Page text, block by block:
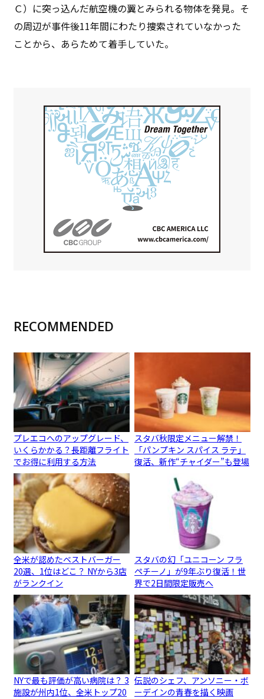
Ｃ）に突っ込んだ航空機の翼とみられる物体を発見。そ
の周辺が事件後11年間にわたり捜索されていなかった
ことから、あらためて着手していた。
RECOMMENDED
プレエコへのアップグレード、
いくらかかる？長距離フライト
でお得に利用する方法
スタバ秋限定メニュー解禁！
「パンプキン スパイス ラテ」
復活、新作“チャイダー”も登場
全米が認めたベストバーガー
20選、1位はどこ？ NYから3店
がランクイン
スタバの幻「ユニコーン フラ
ペチーノ」が9年ぶり復活！世
界で2日間限定販売へ
NYで最も評価が高い病院は？ 3
施設が州内1位、全米トップ20
伝説のシェフ、アンソニー・ボ
ーデインの青春を描く映画